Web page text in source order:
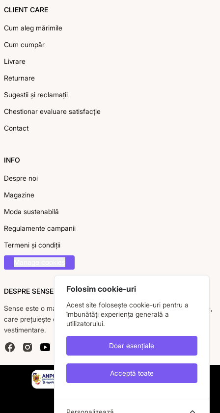
CLIENT CARE
Cum aleg mărimile
Cum cumpăr
Livrare
Returnare
Sugestii și reclamații
Chestionar evaluare satisfacție
Contact
INFO
Despre noi
Magazine
Moda sustenabilă
Regulamente campanii
Termeni și condiții
DESPRE SENSE
Sense este o marcă românească dedicată femeii moderne, active,
care prețuiește eleganța, confortul și calitatea pieselor
vestimentare.
FacebookInstagramYouTube
Folosim cookie-uri
Acest site folosește cookie-uri pentru a
îmbunătăți experiența generală a
utilizatorului.
Doar esențiale
Acceptă toate